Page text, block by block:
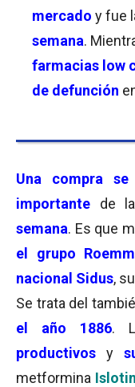
mercado y fue
semana.
farmacias low
de defunción
Una compra
importante de la
semana. Es que
el grupo
nacional Sidus,
Se trata del
el año 1886.
productivosy
metformina Islotin